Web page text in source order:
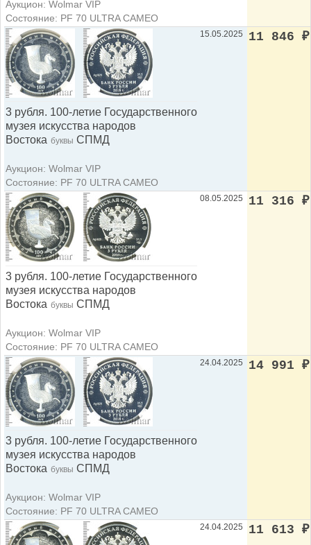
Аукцион: Wolmar VIP
Состояние: PF 70 ULTRA CAMEO
3 рубля. 100-летие Государственного
музея искусства народов
Востока буквы СПМД
Аукцион: Wolmar VIP
Состояние: PF 70 ULTRA CAMEO
15.05.2025 11 846 ₽
3 рубля. 100-летие Государственного
музея искусства народов
Востока буквы СПМД
Аукцион: Wolmar VIP
Состояние: PF 70 ULTRA CAMEO
08.05.2025 11 316 ₽
3 рубля. 100-летие Государственного
музея искусства народов
Востока буквы СПМД
Аукцион: Wolmar VIP
Состояние: PF 70 ULTRA CAMEO
24.04.2025 14 991 ₽
24.04.2025 11 613 ₽